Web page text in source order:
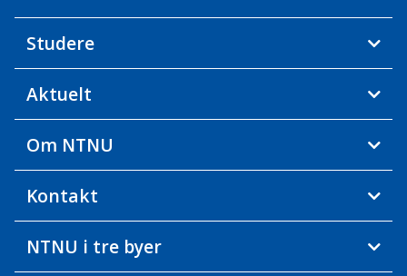
Studere
Aktuelt
Om NTNU
Kontakt
NTNU i tre byer